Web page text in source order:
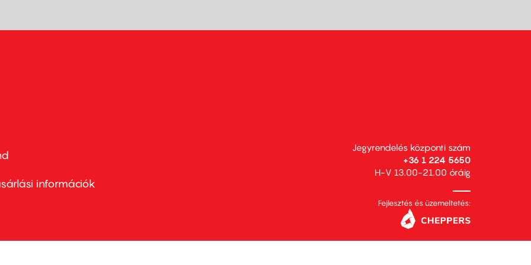
információk
Jegyrendelés központi szám
+36 1 224 5650
H-V 13.00-21.00 óráig
Fejlesztés és üzemeltetés: